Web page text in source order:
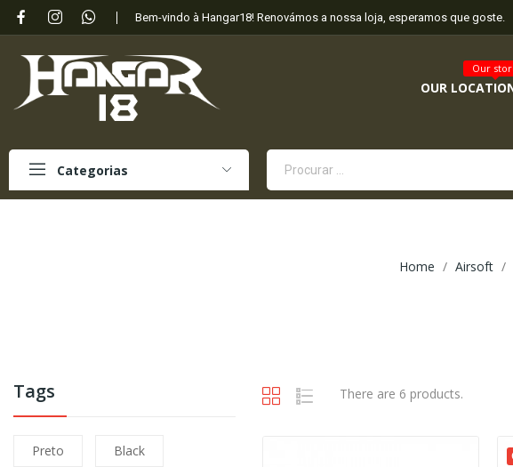
Bem-vindo à Hangar18! Renovámos a nossa loja, esperamos que goste.
OUR
Our
Categorias
Home Airsoft
Tags
Preto Black
There are 6 products.